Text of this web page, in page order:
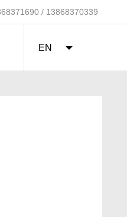
/ 13868370339
EN